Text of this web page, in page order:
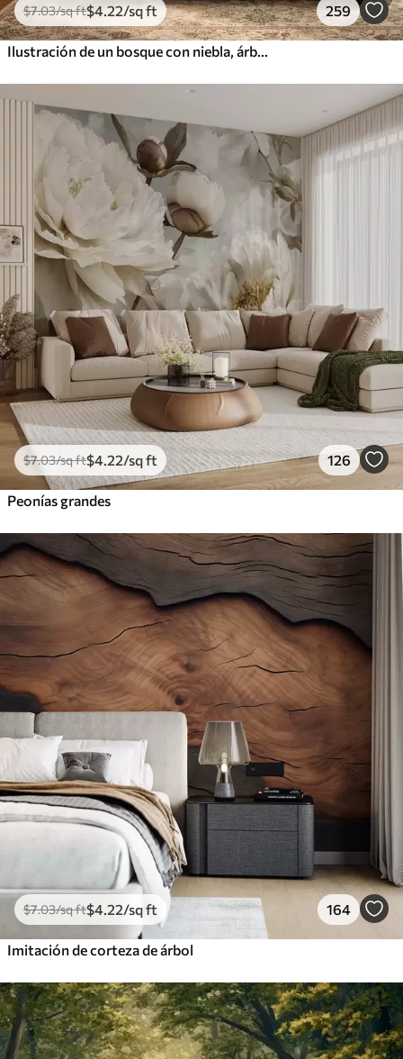
$7.03/sq ft$4.22/sq ft 259
$7.03/sq ft$4 .22/sq ft 126
Peonías grandes
$7.03/sq ft$4 .22/sq ft 164
Imitación de corteza de árbol